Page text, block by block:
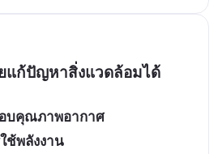
แก้ปัญหาสิ่งแวดล้อมได้
บคุณภาพอากาศ
ช้พลังงาน